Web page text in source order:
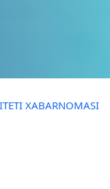
XABARNOMASI